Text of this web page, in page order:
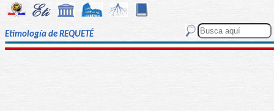
Etimología de REQUETÉ